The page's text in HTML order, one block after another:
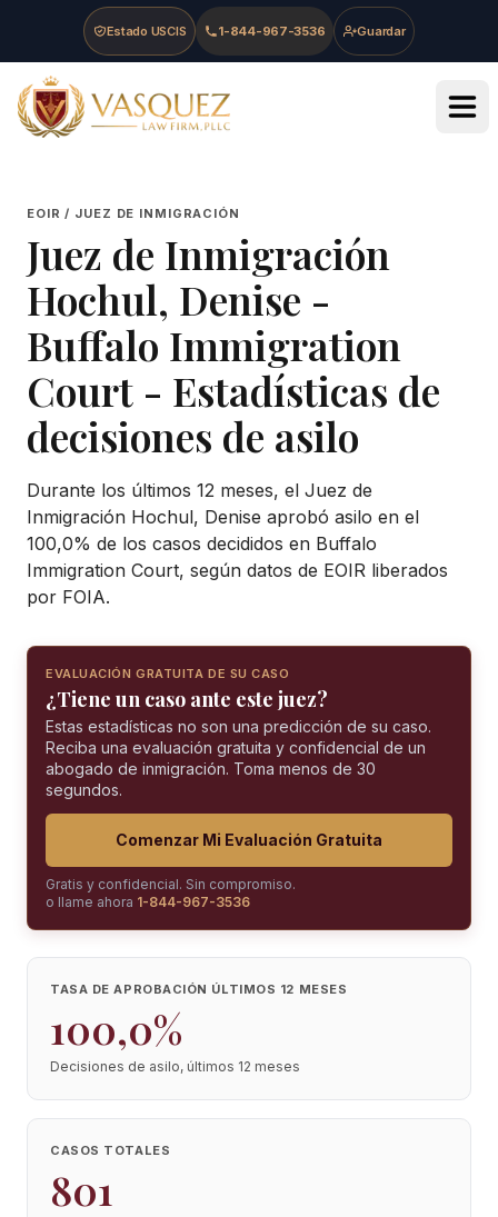
Skip to main content
Skip to navigation
Skip to footer
Estado USCIS 1-844-967-3536 Guardar
Vasquez Law Firm - Home
EOIR / JUEZ DE INMIGRACIÓN
Juez de Inmigración
Hochul, Denise -
Buffalo Immigration
Court - Estadísticas de
decisiones de asilo
Durante los últimos 12 meses, el Juez de
Inmigración Hochul, Denise aprobó asilo en el
100,0% de los casos decididos en Buffalo
Immigration Court, según datos de EOIR liberados
por FOIA.
EVALUACIÓN GRATUITA DE SU CASO
¿Tiene un caso ante este juez?
Estas estadísticas no son una predicción de su caso.
Reciba una evaluación gratuita y confidencial de un
abogado de inmigración. Toma menos de 30
segundos.
Comenzar Mi Evaluación Gratuita
Gratis y confidencial. Sin compromiso.
o llame ahora 1-844-967-3536
TASA DE APROBACIÓN ÚLTIMOS 12 MESES
100,0%
Decisiones de asilo, últimos 12 meses
CASOS TOTALES
801